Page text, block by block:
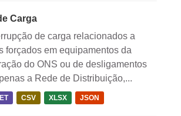
Carga
de carga relacionados a
forçados em equipamentos da
do ONS ou de desligamentos
a Rede de Distribuição,...
CSV XLSX JSON